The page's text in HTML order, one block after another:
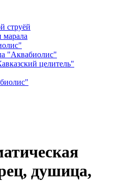
струёй
марала
"Аквабиолис"
целитель"
душица,